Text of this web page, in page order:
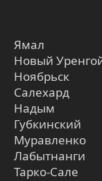
Ямал
Новый
Ноябрьск
Салехард
Надым
Губкинский
Муравленко
Лабытнанги
Тарко-Сале